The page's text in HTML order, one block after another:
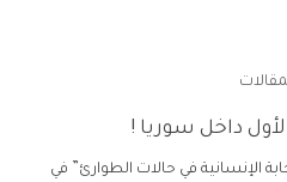
داخل سوريا !
الإنسانية في حالات الطوارئ” في